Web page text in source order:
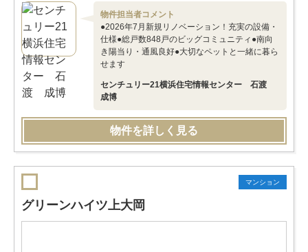
物件担当者コメント
●2026年7月新規リノベーション！充実の設備・
仕様●総戸数848戸のビッグコミュニティ●南向
き陽当り・通風良好●大切なペットと一緒に暮ら
せます
センチュリー21横浜住宅情報センター 石渡
成博
物件を詳しく見る
マンション
グリーンハイツ上大岡